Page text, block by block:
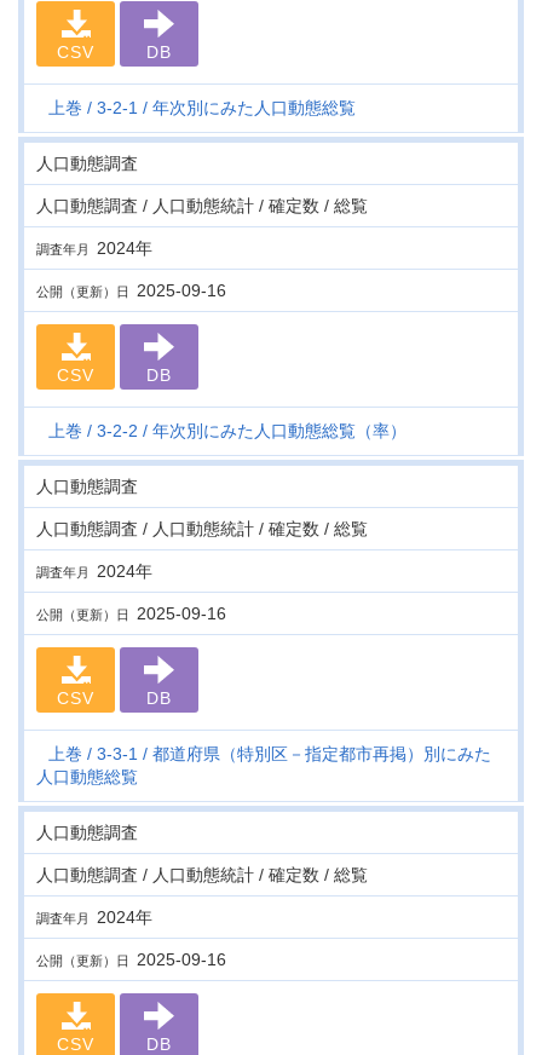
CSV DB
上巻 3-2-1 年次別にみた人口動態総覧
人口動態調査
人口動態調査 / 人口動態統計 / 確定数 / 総覧
調査年月 2024年
公開（更新）日 2025-09-16
CSV DB
上巻 3-2-2 年次別にみた人口動態総覧（率）
人口動態調査
人口動態調査 / 人口動態統計 / 確定数 / 総覧
調査年月 2024年
公開（更新）日 2025-09-16
CSV DB
上巻 3-3-1
都道府県（特別区－指定都市再掲）別にみた
人口動態総覧
人口動態調査
人口動態調査 / 人口動態統計 / 確定数 / 総覧
調査年月 2024年
公開（更新）日 2025-09-16
CSV DB